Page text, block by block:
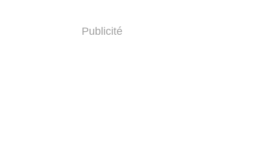
Publicité